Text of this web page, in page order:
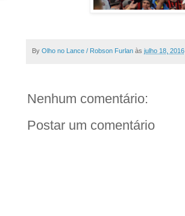
By Olho no Lance / Robson Furlan às julho 18, 2016
Nenhum comentário:
Postar um comentário